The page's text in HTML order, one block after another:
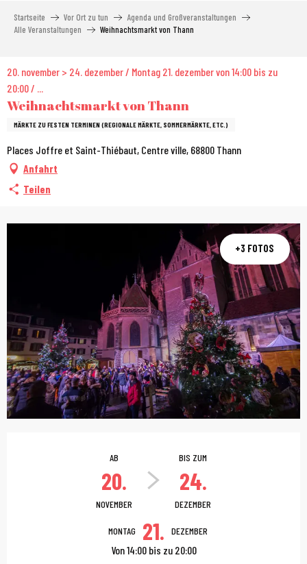
Startseite Vor Ort zu tun
Agenda und Großveranstaltungen
Alle Veranstaltungen
Weihnachtsmarkt von Thann
20. november > 24. dezember / Montag 21. dezember von 14:00 bis zu
20:00 / ...
Weihnachtsmarkt von Thann
MÄRKTE ZU FESTEN TERMINEN (REGIONALE MÄRKTE, SOMMERMÄRKTE, ETC.)
Places Joffre et Saint-Thiébaut, Centre ville, 68800 Thann
Anfahrt
Teilen
+3 FOTOS
Öffnungszeiten &
AB
20.
NOVEMBER
BIS ZUM
24.
DEZEMBER
MONTAG 21. DEZEMBER
Von 14:00 bis zu 20:00